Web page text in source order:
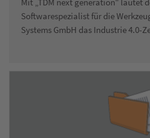
Softwarespezialist für die
Systems GmbH das Industrie 4.0-